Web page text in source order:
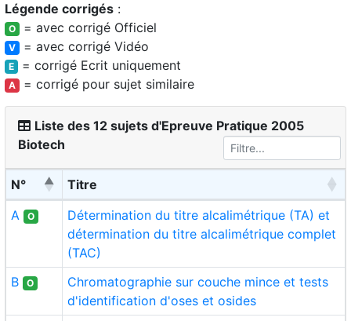
Légende corrigés :
O = avec corrigé Officiel
V = avec corrigé Vidéo
E = corrigé Ecrit uniquement
A = corrigé pour sujet similaire
Liste des 12 sujets d'Epreuve Pratique 2005
Biotech
N° Titre
A O
Détermination du titre alcalimétrique (TA) et
détermination du titre alcalimétrique complet
(TAC)
B O
Chromatographie sur couche mince et tests
d'identification d'oses et osides